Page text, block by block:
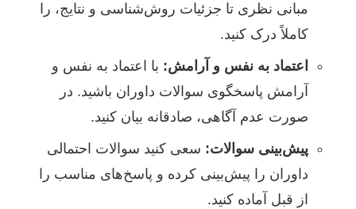
مبانی نظری تا جزئیات روش‌شناسی و نتایج، را
کاملاً درک کنید.
اعتماد به نفس و آرامش: با اعتماد به نفس و
آرامش پاسخگوی سوالات داوران باشید. در
صورت عدم آگاهی، صادقانه بیان کنید.
پیش‌بینی سوالات: سعی کنید سوالات احتمالی
داوران را پیش‌بینی کرده و پاسخ‌های مناسب را
از قبل آماده کنید.